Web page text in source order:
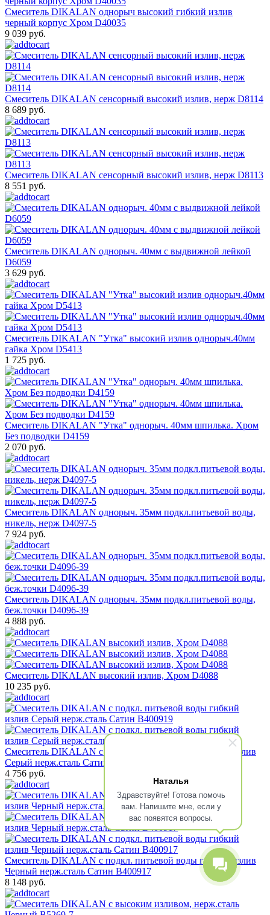
Наталья
Здравствуйте! Готова помочь
вам. Напишите мне, если у
вас появятся вопросы.
Смеситель DIKALAN однорыч высокий гибкий излив
черный корпус Хром D40035
9 039 руб.
Смеситель DIKALAN сенсорный высокий излив, нерж D8114
8 689 руб.
Смеситель DIKALAN сенсорный высокий излив, нерж D8113
8 551 руб.
Смеситель DIKALAN однорыч. 40мм c выдвижной лейкой
D6059
3 629 руб.
Смеситель DIKALAN "Утка" высокий излив однорыч.40мм
гайка Хром D5413
1 725 руб.
Смеситель DIKALAN "Утка" однорыч. 40мм шпилька. Хром
Без подводки D4159
2 070 руб.
Смеситель DIKALAN однорыч. 35мм подкл.питьевой воды,
никель, нерж D4097-5
7 924 руб.
Смеситель DIKALAN однорыч. 35мм подкл.питьевой воды,
беж.точки D4096-39
4 888 руб.
Смеситель DIKALAN высокий излив, Хром D4088
10 235 руб.
Смеситель DIKALAN c подкл. питьевой воды гибкий излив
Серый нерж.сталь Сатин B400919
4 756 руб.
Смеситель DIKALAN c подкл. питьевой воды гибкий излив
Черный нерж.сталь Сатин B400917
8 148 руб.